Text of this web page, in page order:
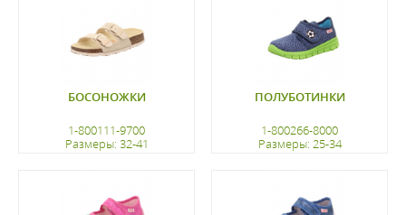
БОСОНОЖКИ
1-800111-9700
Размеры: 32-41
ПОЛУБОТИНКИ
1-800266-8000
Размеры: 25-34